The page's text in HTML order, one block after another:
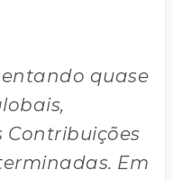
quase
Contribuições
Em